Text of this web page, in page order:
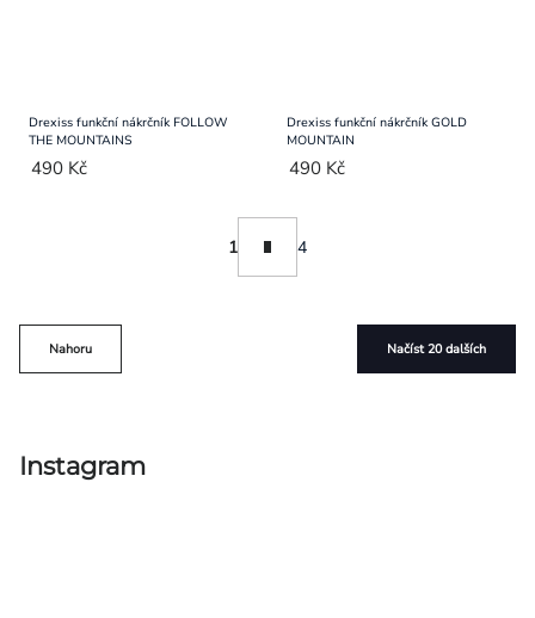
Drexiss funkční nákrčník FOLLOW
THE MOUNTAINS
490 Kč
Drexiss funkční nákrčník GOLD
MOUNTAIN
490 Kč
Načíst 20 dalších
1 4
Nahoru
Instagram